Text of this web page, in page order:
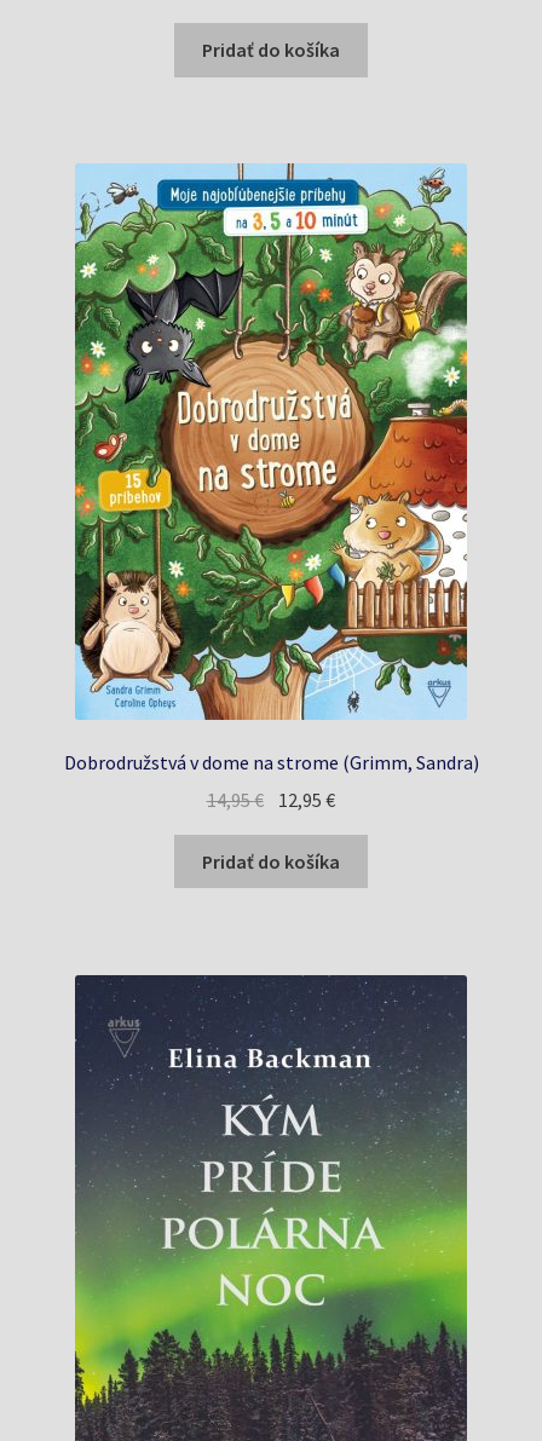
bola:
1,10 €.
je:
1,05 €.
Pridať do košíka
Dobrodružstvá v dome na strome (Grimm, Sandra)
14,95€ Pôvodná
bola:
14,95 €.
12,95€Aktuálna
je:
12,95 €.
Pridať do košíka